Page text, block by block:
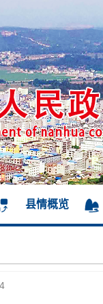
县情概览